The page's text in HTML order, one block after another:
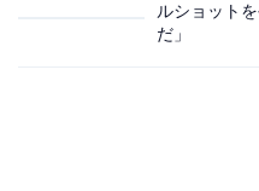
ルショット
だ」